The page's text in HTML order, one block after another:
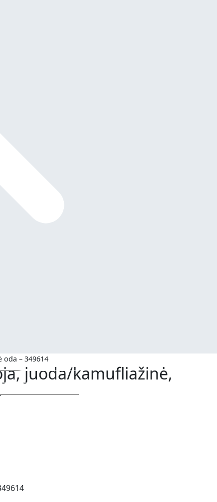
– 349614
juoda/kamufliažinė,